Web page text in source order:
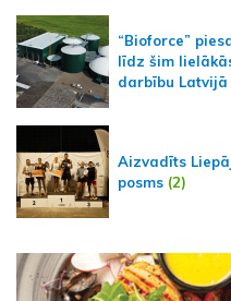
“Bioforce”
līdz šim
darbību Latvijā
Aizvadīts
posms (2)